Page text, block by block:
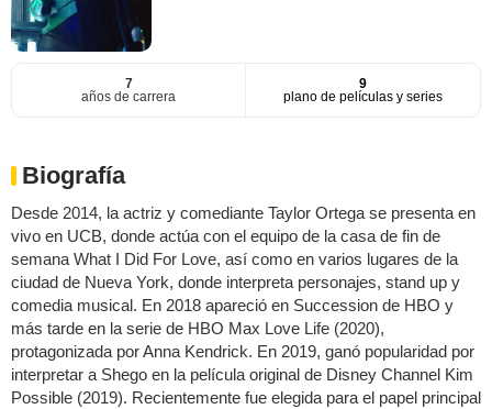
7
años de carrera
9
plano de películas y series
Biografía
Desde 2014, la actriz y comediante Taylor Ortega se presenta en
vivo en UCB, donde actúa con el equipo de la casa de fin de
semana What I Did For Love, así como en varios lugares de la
ciudad de Nueva York, donde interpreta personajes, stand up y
comedia musical. En 2018 apareció en Succession de HBO y
más tarde en la serie de HBO Max Love Life (2020),
protagonizada por Anna Kendrick. En 2019, ganó popularidad por
interpretar a Shego en la película original de Disney Channel Kim
Possible (2019). Recientemente fue elegida para el papel principal